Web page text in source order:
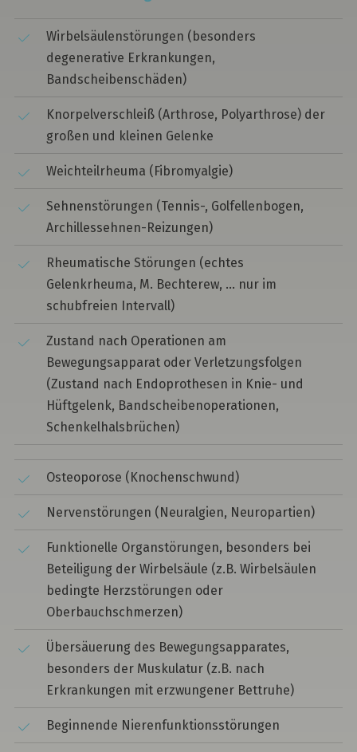
Wirbelsäulenstörungen (besonders
degenerative Erkrankungen,
Bandscheibenschäden)
Knorpelverschleiß (Arthrose, Polyarthrose) der
großen und kleinen Gelenke
Weichteilrheuma (Fibromyalgie)
Sehnenstörungen (Tennis-, Golfellenbogen,
Archillessehnen-Reizungen)
Rheumatische Störungen (echtes
Gelenkrheuma, M. Bechterew, ... nur im
schubfreien Intervall)
Zustand nach Operationen am
Bewegungsapparat oder Verletzungsfolgen
(Zustand nach Endoprothesen in Knie- und
Hüftgelenk, Bandscheibenoperationen,
Schenkelhalsbrüchen)
Osteoporose (Knochenschwund)
Nervenstörungen (Neuralgien, Neuropartien)
Funktionelle Organstörungen, besonders bei
Beteiligung der Wirbelsäule (z.B. Wirbelsäulen
bedingte Herzstörungen oder
Oberbauchschmerzen)
Übersäuerung des Bewegungsapparates,
besonders der Muskulatur (z.B. nach
Erkrankungen mit erzwungener Bettruhe)
Beginnende Nierenfunktionsstörungen